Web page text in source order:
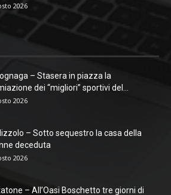
2026
– Stasera in piazza la
dei “migliori” sportivi del...
2026
– Sotto sequestro la casa della
deceduta
2026
– All’Oasi Boschetto tre giorni di